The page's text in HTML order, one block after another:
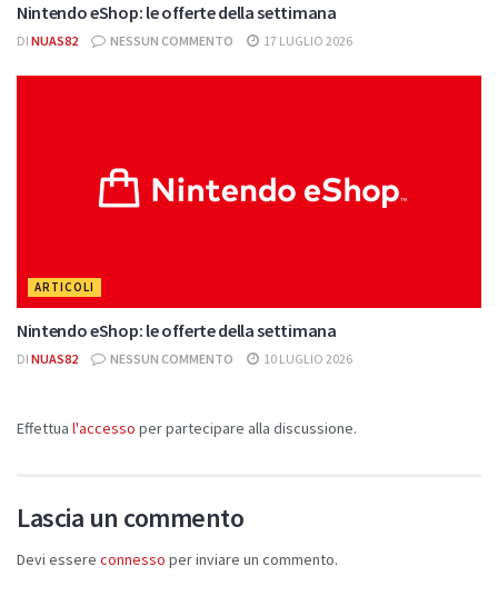
Nintendo eShop: le offerte della settimana
DI NUAS82 NESSUN COMMENTO 17 LUGLIO 2026
ARTICOLI
Nintendo eShop: le offerte della settimana
DI NUAS82 NESSUN COMMENTO 10 LUGLIO 2026
Effettua l'accesso per partecipare alla discussione.
Lascia un commento
Devi essere connesso per inviare un commento.